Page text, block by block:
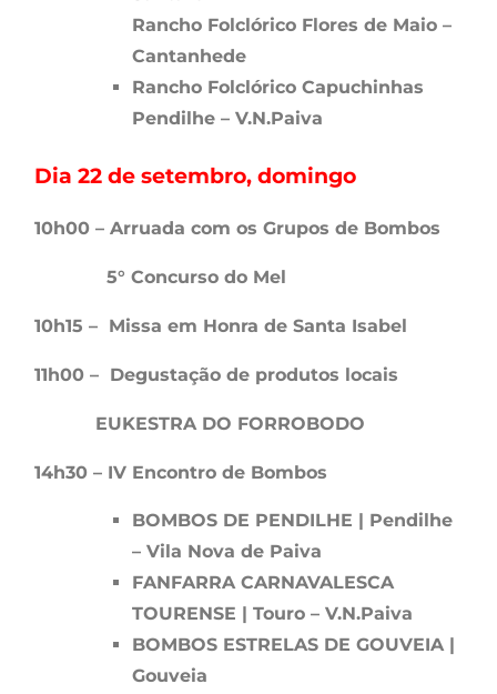
Rancho Folclórico Flores de Maio –
Cantanhede
Rancho Folclórico Capuchinhas
Pendilhe – V.N.Paiva
Dia 22 de setembro, domingo
10h00 – Arruada com os Grupos de Bombos
5° Concurso do Mel
10h15 – Missa em Honra de Santa Isabel
11h00 – Degustação de produtos locais
EUKESTRA DO FORROBODO
14h30 – IV Encontro de Bombos
BOMBOS DE PENDILHE | Pendilhe
– Vila Nova de Paiva
FANFARRA CARNAVALESCA
TOURENSE | Touro – V.N.Paiva
BOMBOS ESTRELAS DE GOUVEIA |
Gouveia